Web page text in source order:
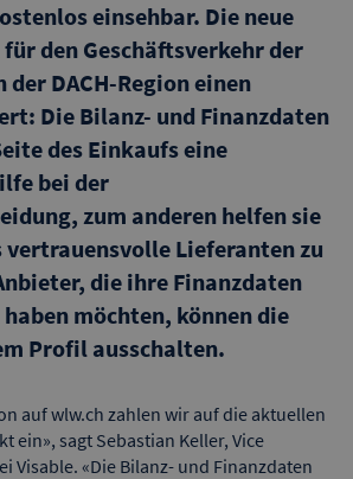
einsehbar. Die neue
den Geschäftsverkehr der
DACH-Region einen
Die Bilanz- und Finanzdaten
des Einkaufs eine
bei der
zum anderen helfen sie
vertrauensvolle Lieferanten zu
die ihre Finanzdaten
möchten, können die
Profil ausschalten.
auf wlw.ch zahlen wir auf die aktuellen
ein», sagt Sebastian Keller, Vice
Visable. «Die Bilanz- und Finanzdaten